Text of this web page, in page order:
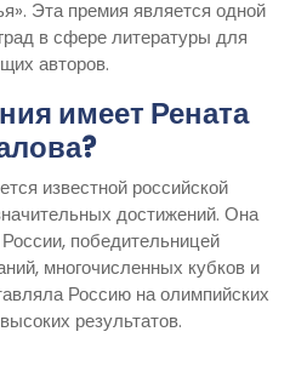
Эта премия является одной
в сфере литературы для
авторов.
имеет Рената
известной российской
достижений. Она
победительницей
многочисленных кубков и
Россию на олимпийских
результатов.